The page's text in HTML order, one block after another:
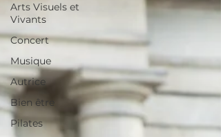
Arts Visuels et
Vivants
Concert
Musique
Autrice
Bien être
Pilates